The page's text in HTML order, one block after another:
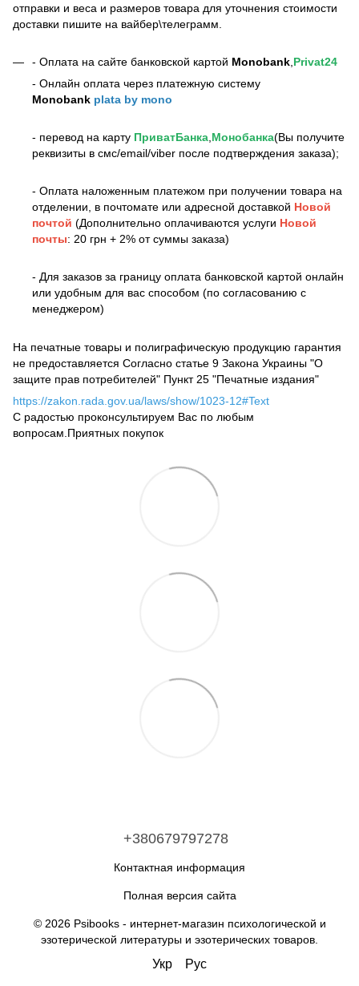
отправки и веса и размеров товара для уточнения стоимости
доставки пишите на вайбер\телеграмм.
- Оплата на сайте банковской картой Monobank Privat24
- Онлайн оплата через платежную систему
Monobank plata by mono
- перевод на карту ПриватБанка Монобанка(Вы получите
реквизиты в смс/email/viber после подтверждения заказа);
- Оплата наложенным платежом при получении товара на
отделении, в почтомате или адресной доставкой Новой
почтой (Дополнительно оплачиваются услуги Новой
почты: 20 грн + 2% от суммы заказа)
- Для заказов за границу оплата банковской картой онлайн
или удобным для вас способом (по согласованию с
менеджером)
На печатные товары и полиграфическую продукцию гарантия
не предоставляется Согласно статье 9 Закона Украины "О
защите прав потребителей" Пункт 25 "Печатные издания"
https://zakon.rada.gov.ua/laws/show/1023-12#Text
С радостью проконсультируем Вас по любым
вопросам.Приятных покупок
+380679797278
Контактная информация
Полная версия сайта
© 2026 Psibooks - интернет-магазин психологической и
эзотерической литературы и эзотерических товаров
Укр Рус